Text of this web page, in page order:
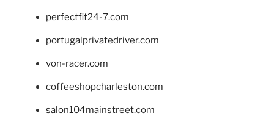
perfectfit24-7.com
portugalprivatedriver.com
von-racer.com
coffeeshopcharleston.com
salon104mainstreet.com